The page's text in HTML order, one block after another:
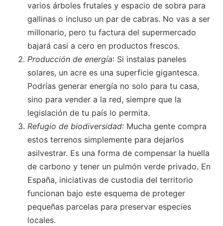
varios árboles frutales y espacio de sobra para
gallinas o incluso un par de cabras. No vas a ser
millonario, pero tu factura del supermercado
bajará casi a cero en productos frescos.
Producción de energía: Si instalas paneles
solares, un acre es una superficie gigantesca.
Podrías generar energía no solo para tu casa,
sino para vender a la red, siempre que la
legislación de tu país lo permita.
Refugio de biodiversidad: Mucha gente compra
estos terrenos simplemente para dejarlos
asilvestrar. Es una forma de compensar la huella
de carbono y tener un pulmón verde privado. En
España, iniciativas de custodia del territorio
funcionan bajo este esquema de proteger
pequeñas parcelas para preservar especies
locales.